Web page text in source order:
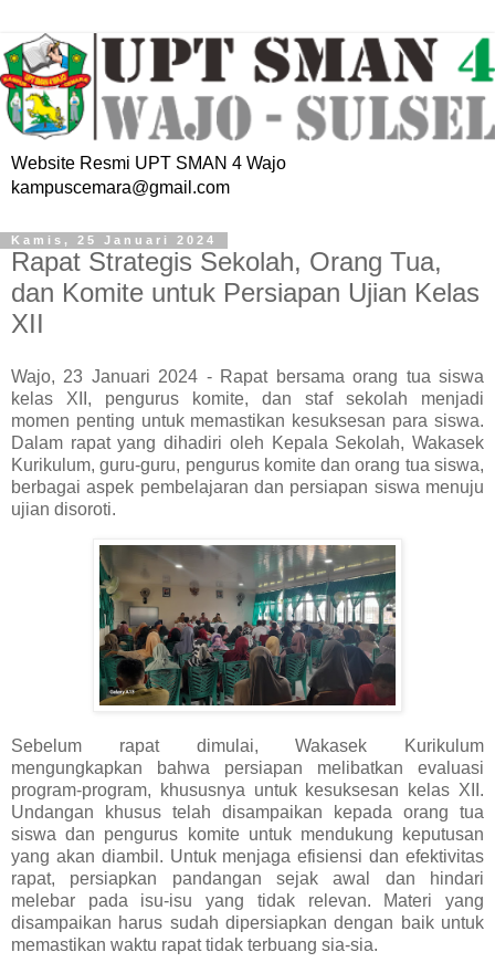
Website Resmi UPT SMAN 4 Wajo
kampuscemara@gmail.com
Kamis, 25 Januari 2024
Rapat Strategis Sekolah, Orang Tua,
dan Komite untuk Persiapan Ujian Kelas
XII
Wajo, 23 Januari 2024 - Rapat bersama orang tua siswa
kelas XII, pengurus komite, dan staf sekolah menjadi
momen penting untuk memastikan kesuksesan para siswa.
Dalam rapat yang dihadiri oleh Kepala Sekolah, Wakasek
Kurikulum, guru-guru, pengurus komite dan orang tua siswa,
berbagai aspek pembelajaran dan persiapan siswa menuju
ujian disoroti.
Sebelum rapat dimulai, Wakasek Kurikulum
mengungkapkan bahwa persiapan melibatkan evaluasi
program-program, khususnya untuk kesuksesan kelas XII.
Undangan khusus telah disampaikan kepada orang tua
siswa dan pengurus komite untuk mendukung keputusan
yang akan diambil. Untuk menjaga efisiensi dan efektivitas
rapat, persiapkan pandangan sejak awal dan hindari
melebar pada isu-isu yang tidak relevan. Materi yang
disampaikan harus sudah dipersiapkan dengan baik untuk
memastikan waktu rapat tidak terbuang sia-sia.